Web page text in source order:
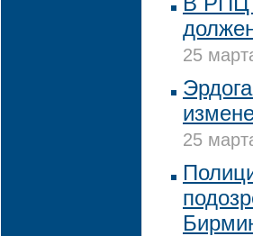
25
25